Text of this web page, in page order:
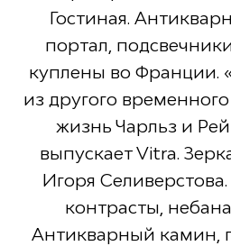
Гостиная.
портал,
куплены во Франции.
из другого
жизнь Чарльз и
выпускает Vitra.
Игоря
контрасты,
Антикварный камин,